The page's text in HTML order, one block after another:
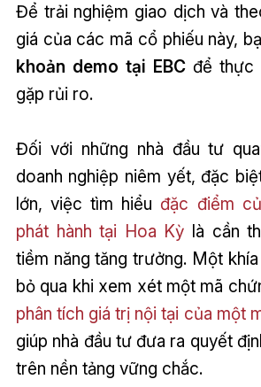
Để trải nghiệm giao dịch và
giá của các mã cổ phiếu này,
khoản demo tại EBCđể thực
gặp rủi ro.
Đối với những nhà đầu tư
doanh nghiệp niêm yết, đặc
lớn, việc tìm hiểu đặc điểm
phát hành tại Hoa Kỳ là cần
tiềm năng tăng trưởng. Một
bỏ qua khi xem xét một mã
phân tích giá trị nội tại của một
giúp nhà đầu tư đưa ra quyết
trên nền tảng vững chắc.